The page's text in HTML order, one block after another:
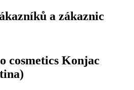
a zákaznic
cosmetics Konjac